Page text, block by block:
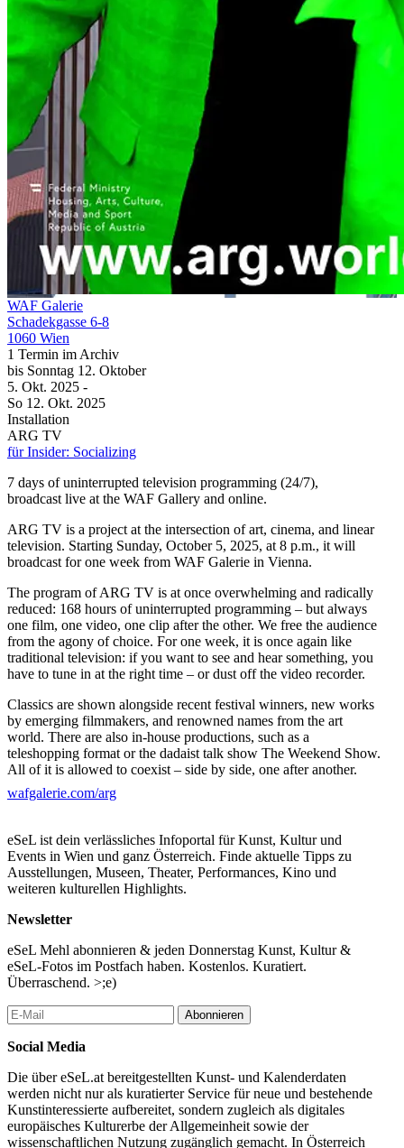
WAF Galerie
Schadekgasse 6-8
1060 Wien
1 Termin im Archiv
bis Sonntag 12. Oktober
5. Okt. 2025 -
So 12. Okt. 2025
Installation
ARG TV
für Insider: Socializing
7 days of uninterrupted television programming (24/7),
broadcast live at the WAF Gallery and online.
ARG TV is a project at the intersection of art, cinema, and linear
television. Starting Sunday, October 5, 2025, at 8 p.m., it will
broadcast for one week from WAF Galerie in Vienna.
The program of ARG TV is at once overwhelming and radically
reduced: 168 hours of uninterrupted programming – but always
one film, one video, one clip after the other. We free the audience
from the agony of choice. For one week, it is once again like
traditional television: if you want to see and hear something, you
have to tune in at the right time – or dust off the video recorder.
Classics are shown alongside recent festival winners, new works
by emerging filmmakers, and renowned names from the art
world. There are also in-house productions, such as a
teleshopping format or the dadaist talk show The Weekend Show.
All of it is allowed to coexist – side by side, one after another.
ARG TV streams on
travels is up to all of us: the selected films and videos may briefly
leave their usual contexts and appear just as much in the home
cinema as in the waiting room – or on audiovisual objects we
don’t even know yet.
FEATURED ARTISTS:
Albina Agliullina, Alex Reinberg, Alexey Lapin, Ali Amiri,
Andreas Donhauser, Anja Salomonowitz, Anna Lugmeier, Arman
Kirimtay, Atanáz Babincha, Barbara Albert, Ben Russell, Bruce
Nauman, Buntspecht, Carl von Pfeil, Christoph Meier, Christoph
Schlingensief, Çağla Bulut, Daniel Hoesl, David & Saša Vajda,
David Lapuch, Demokratie was geht, Diana Barbosa Gil, Divina
Kuan, Eugene Kotlyarenko, Felix Dennhardt, Felix Krisai,
Florian Kogler, Ganaël Dumreicher, Gelitin, Gewächshaus
Netzwerk, Gloria Quinn, Gregory Desneux, Harun Farocki,
Helen Aschauer, Helin Çelik, Ilse Kind, Ingrid Dorfinger, Ingrid
Wiener, Isabella Brunäcker, Jakob Carl Sauer, Jan Prazak, Jannik
Mioducki, Jasmin Baumgartner, Jennifer Fasching, Joshua Jádi,
Katharina Copony, Kathrin Resetarits, Khavn de la Cruz, Kyle
wafgalerie.com/arg
eSeL ist dein verlässliches Infoportal für Kunst, Kultur und
Events in Wien und ganz Österreich. Finde aktuelle Tipps zu
Ausstellungen, Museen, Theater, Performances, Kino und
weiteren kulturellen Highlights.
Newsletter
eSeL Mehl abonnieren & jeden Donnerstag Kunst, Kultur &
eSeL-Fotos im Postfach haben. Kostenlos. Kuratiert.
Überraschend. >;e)
Abonnieren
Social Media
Die über eSeL.at bereitgestellten Kunst- und Kalenderdaten
werden nicht nur als kuratierter Service für neue und bestehende
Kunstinteressierte aufbereitet, sondern zugleich als digitales
europäisches Kulturerbe der Allgemeinheit sowie der
wissenschaftlichen Nutzung zugänglich gemacht. In Österreich